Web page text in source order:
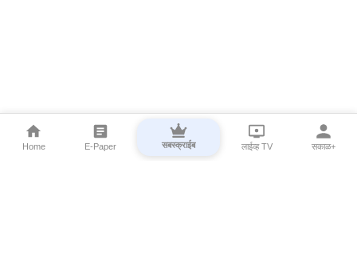
Home E-Paper सबस्क्राईब लाईव्ह TV सकाळ+